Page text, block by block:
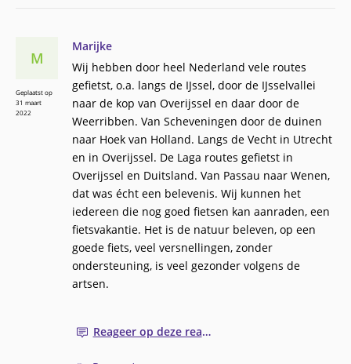
Marijke
Wij hebben door heel Nederland vele routes
gefietst, o.a. langs de IJssel, door de IJsselvallei
naar de kop van Overijssel en daar door de
Weerribben. Van Scheveningen door de duinen
naar Hoek van Holland. Langs de Vecht in Utrecht
en in Overijssel. De Laga routes gefietst in
Overijssel en Duitsland. Van Passau naar Wenen,
dat was écht een belevenis. Wij kunnen het
iedereen die nog goed fietsen kan aanraden, een
fietsvakantie. Het is de natuur beleven, op een
goede fiets, veel versnellingen, zonder
ondersteuning, is veel gezonder volgens de
artsen.
Reageer op deze reactie
M
Geplaatst op
31 maart
2022